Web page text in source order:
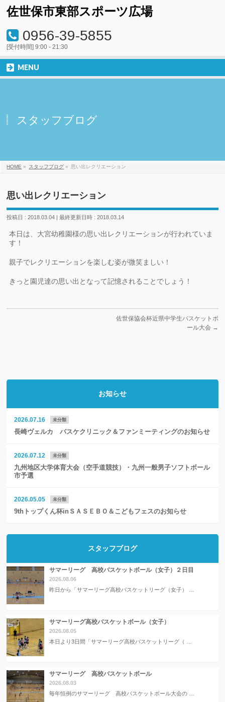
佐世保市東部スポーツ広場
0956-39-5855
[受付時間] 9:00 - 21:30
MENU
スタッフブログ
HOME » スタッフブログ » 思い出レクリエーション
思い出レクリエーション
投稿日 : 2018.03.04 最終更新日時 : 2018.03.14
本日は、大宮幼稚園様の思い出レクリエーションが行われていま
す！
親子でレクリエーションを楽しむ姿が微笑ましい！
きっと園児達の思い出となって記憶されることでしょう！
佐世保協会杯近県中学生バスケットボ
ール大会 →
お知らせ
2026.07.16 未分類
長崎ヴェルカ バスケクリニック＆ファンミーティングのお知らせ
2026.07.12 未分類
九州地区大学体育大会（空手道競技）・九州一般男子ソフトボール
市予選
2026.05.05 未分類
9thトップくん杯inＳＡＳＥＢＯ＆こどもフェスのお知らせ
スタッフブログ
サマーリーグ 高校バスケットボール（女子）２日目
2026.08.06
昨日から「サマーリーグ高校バスケットリーグ（女子） …
サマーリーグ高校バスケットボール（女子）
2026.08.05
本日より3日間「サマーリーグ高校バスケットリーグ（ …
サマーリーグ 高校バスケットボール
2026.08.03
毎年恒例のサマーリーグ 高校バスケットボール大会の …